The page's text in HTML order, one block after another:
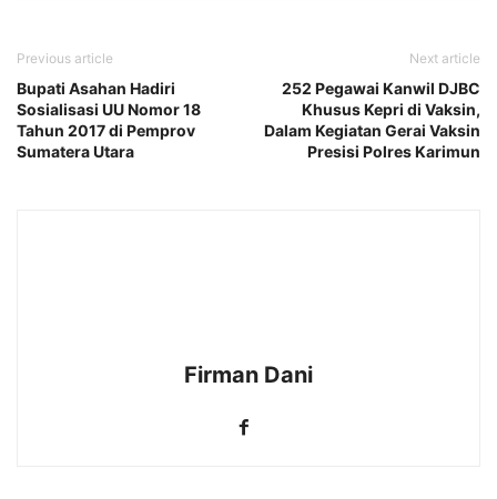
Previous article
Bupati Asahan Hadiri
Sosialisasi UU Nomor 18
Tahun 2017 di Pemprov
Sumatera Utara
Next article
252 Pegawai Kanwil DJBC
Khusus Kepri di Vaksin,
Dalam Kegiatan Gerai Vaksin
Presisi Polres Karimun
Firman Dani